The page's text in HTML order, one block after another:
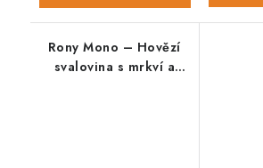
Rony Mono – Hovězí
svalovina s mrkví a